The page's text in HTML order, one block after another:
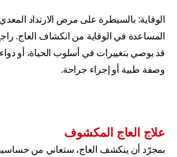
الوقاية : بالسيطرة على مرض الارتداد
المساعدة في الوقاية من انكشاف العاج.
قد يوصي بتغييرات في أسلوب الحياة، أو دواء
وصفة طبية أو إجراء جراحة.
علاج العاج المكشوف
بمجرّد أن ينكشف العاج، ستعاني من حساسية